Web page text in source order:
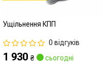
Ущільнення КПП
0 відгуків
1 930 ₴
сьогодні